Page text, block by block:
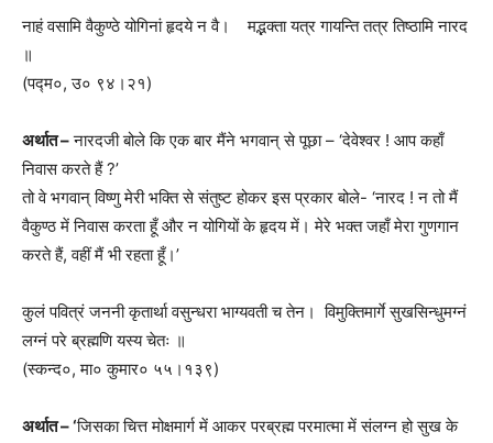
नाहं वसामि वैकुण्ठे योगिनां हृदये न वै। मद्भक्ता यत्र गायन्ति तत्र तिष्ठामि नारद
॥
(पद्म०, उ० ९४।२१)
अर्थात –नारदजी बोले कि एक बार मैंने भगवान् से पूछा – ‘देवेश्वर ! आप कहाँ
निवास करते हैं ?’
तो वे भगवान् विष्णु मेरी भक्ति से संतुष्ट होकर इस प्रकार बोले- ‘नारद ! न तो मैं
वैकुण्ठ में निवास करता हूँ और न योगियों के हृदय में। मेरे भक्त जहाँ मेरा गुणगान
करते हैं, वहीं मैं भी रहता हूँ।’
कुलं पवित्रं जननी कृतार्था वसुन्धरा भाग्यवती च तेन। विमुक्तिमार्गे सुखसिन्धुमग्नं
लग्नं परे ब्रह्मणि यस्य चेतः ॥
(स्कन्द०, मा० कुमार० ५५।१३९)
अर्थात – ‘जिसका चित्त मोक्षमार्ग में आकर परब्रह्म परमात्मा में संलग्न हो सुख के